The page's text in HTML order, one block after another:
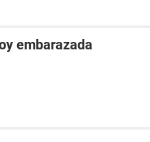
embarazada